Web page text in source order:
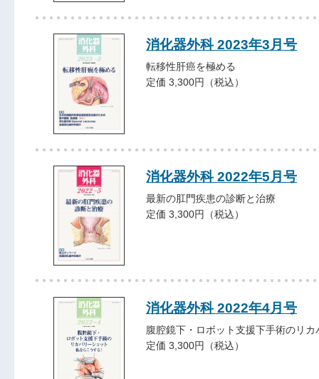
消化器外科 2023年3月号
転移性肝癌を極める
定価 3,300円（税込）
消化器外科 2022年5月号
最新の肛門疾患の診断と治療
定価 3,300円（税込）
消化器外科 2022年4月号
腹腔鏡下・ロボット支援下手術のリカ
定価 3,300円（税込）